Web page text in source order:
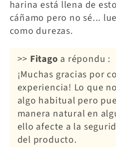
harina está llena de
cáñamo pero no sé...
como durezas.
>> Fitago a répondu :
¡Muchas gracias por
experiencia! Lo que
algo habitual pero
manera natural en
ello afecte a la
del producto.